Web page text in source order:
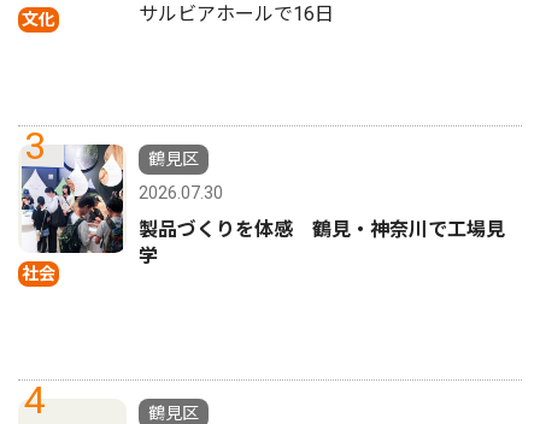
文化
サルビアホールで16日
3
社会
鶴見区
2026.07.30
製品づくりを体感 鶴見・神奈川で工場見
学
4
鶴見区